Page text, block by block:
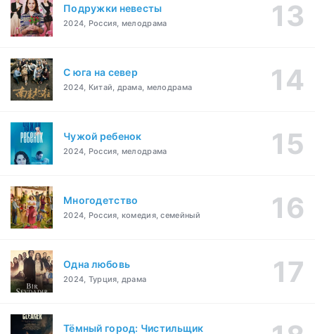
Подружки невесты
2024, Россия, мелодрама
С юга на север
2024, Китай, драма, мелодрама
Чужой ребенок
2024, Россия, мелодрама
Многодетство
2024, Россия, комедия, семейный
Одна любовь
2024, Турция, драма
Тёмный город: Чистильщик